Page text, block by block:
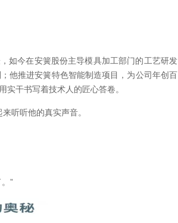
如今在安簧股份主导模具加工部门的工艺研发
他推进安簧特色智能制造项目，为公司年创百
干书写着技术人的匠心答卷。
听听他的真实声音。
”